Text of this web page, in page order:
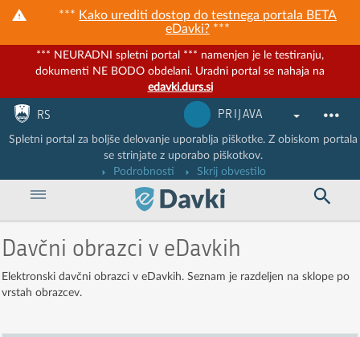
*** Kako urediti dostop do testnega portala BETA
eDavki? ***
*** NEURADNI spletni portal *** namenjen je le testiranju,
dokumenti NE BODO obdelani. Uradni portal se nahaja na
edavki.durs.si
Nadaljuj na vsebino
Nadaljuj na vsebino zaprtega portala
RS PRIJAVA
Spletni portal za boljše delovanje uporablja piškotke. Z obiskom portala
se strinjate z uporabo piškotkov.
Podrobnosti
Skrij obvestilo
Davčni obrazci v eDavkih
Elektronski davčni obrazci v eDavkih. Seznam je razdeljen na sklope po
vrstah obrazcev.